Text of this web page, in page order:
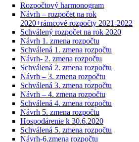
Rozpočtový harmonogram
Návrh – rozpočet na rok
2020+rámcové rozpočty 2021-2022
Schválený rozpočet na rok 2020
Návrh 1. zmena rozpočtu
Schválená 1. zmena rozpočtu
Návrh- 2. zmena rozpočtu
Schválená 2. zmena rozpočtu
Návrh – 3. zmena rozpočtu
Schválená 3. zmena rozpočtu
Návrh – 4. zmena rozpočtu
Schválená 4. zmena rozpočtu
Návrh 5. zmena rozpočtu
Hospodárenie k 30.6.2020
Schválená 5. zmena rozpočtu
Návrh-6.zmena rozpočtu